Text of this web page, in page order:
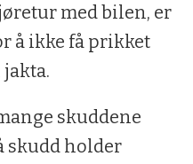
med bilen, er
å ikke få prikket
skuddene
skudd holder